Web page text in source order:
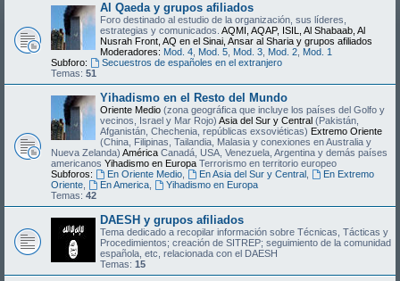
Al Qaeda y grupos afiliados
Foro destinado al estudio de la organización, sus líderes,
estrategias y comunicados. AQMI, AQAP, ISIL, Al Shabaab, Al
Nusrah Front, AQ en el Sinai, Ansar al Sharia y grupos afiliados
Moderadores: Mod. 4 Mod. 5 Mod. 3 Mod. 2 Mod. 1
Subforo:
Secuestros de españoles en el extranjero
Temas: 51
Yihadismo en el Resto del Mundo
Oriente Medio (zona geográfica que incluye los países del Golfo y
vecinos, Israel y Mar Rojo) Asia del Sur y Central (Pakistán,
Afganistán, Chechenia, repúblicas exsoviéticas) Extremo Oriente
(China, Filipinas, Tailandia, Malasia y conexiones en Australia y
Nueva Zelanda) América Canadá, USA, Venezuela, Argentina y demás países
americanos Yihadismo en Europa Terrorismo en territorio europeo
Subforos:
En Oriente Medio, En Asia del Sur y Central,
En Extremo
Oriente
En America,
Yihadismo en Europa
Temas: 42
DAESH y grupos afiliados
Tema dedicado a recopilar información sobre Técnicas, Tácticas y
Procedimientos; creación de SITREP; seguimiento de la comunidad
española, etc, relacionada con el DAESH
Temas: 15